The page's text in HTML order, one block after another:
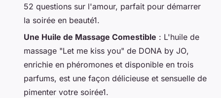
52 questions sur l'amour, parfait pour démarrer
la soirée en beauté1.
Une Huile de Massage Comestible : L'huile de
massage "Let me kiss you" de DONA by JO,
enrichie en phéromones et disponible en trois
parfums, est une façon délicieuse et sensuelle de
pimenter votre soirée1.